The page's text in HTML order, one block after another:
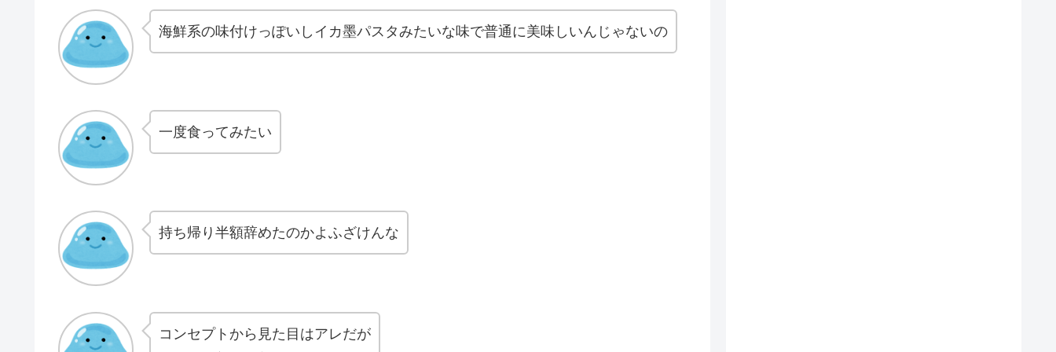
海鮮系の味付けっぽいしイカ墨パスタみたいな味で普通に美味しいんじゃないの
一度食ってみたい
持ち帰り半額辞めたのかよふざけんな
コンセプトから見た目はアレだが